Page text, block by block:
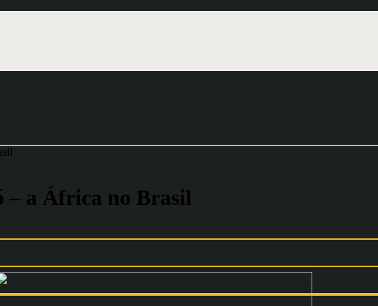
– a África no Brasil